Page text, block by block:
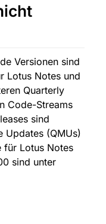
Versionen sind
Lotus Notes und
Quarterly
Code-Streams
sind
Updates (QMUs)
für Lotus Notes
sind unter